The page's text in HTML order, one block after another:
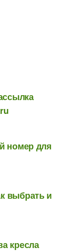
номер для
выбрать и
кресла